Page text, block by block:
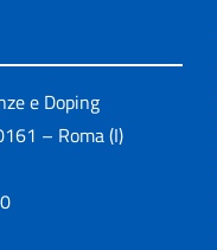
e Doping
– Roma (I)